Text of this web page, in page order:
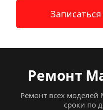
Ремонт
Ремонт всех моделей
сроки по